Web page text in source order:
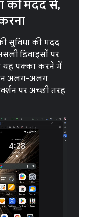
की मदद से,
सुविधा की मदद
डिवाइसों पर
यह पक्का करने में
अलग-अलग
पर अच्छी तरह